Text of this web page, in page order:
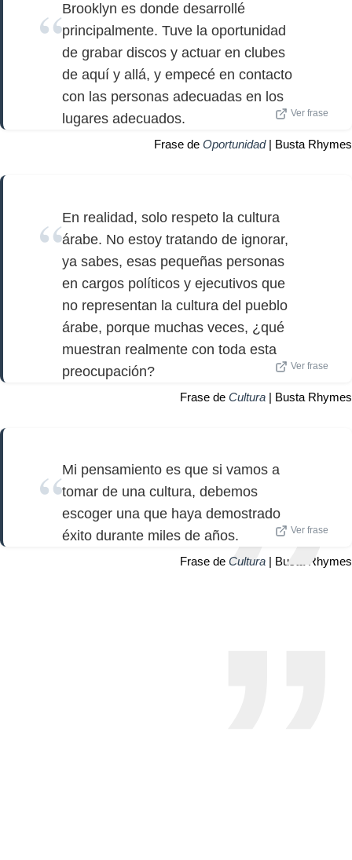
Brooklyn es donde desarrollé
principalmente. Tuve la oportunidad
de grabar discos y actuar en clubes
de aquí y allá, y empecé en contacto
con las personas adecuadas en los
lugares adecuados.
Ver frase
Frase de Oportunidad| Busta Rhymes
En realidad, solo respeto la cultura
árabe. No estoy tratando de ignorar,
ya sabes, esas pequeñas personas
en cargos políticos y ejecutivos que
no representan la cultura del pueblo
árabe, porque muchas veces, ¿qué
muestran realmente con toda esta
preocupación?
Ver frase
Frase de Cultura | Busta Rhymes
Mi pensamiento es que si vamos a
tomar de una cultura, debemos
escoger una que haya demostrado
éxito durante miles de años.
Ver frase
Frase de Cultura | Busta Rhymes